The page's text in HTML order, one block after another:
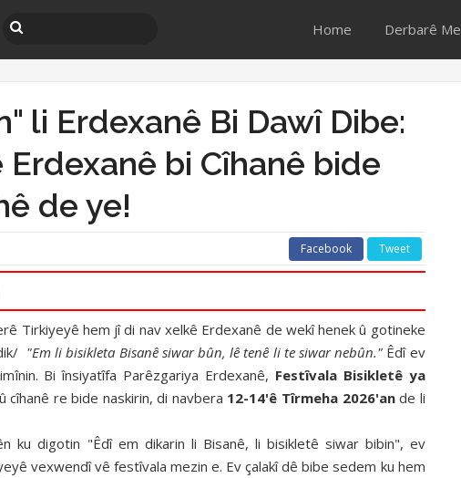
Home Derbarê Me
li Erdexanê Bi Dawî Dibe:
bi Cîhanê bide
de ye!
Facebook Tweet
Tirkiyeyê hem jî di nav xelkê Erdexanê de wekî henek û gotineke
"Em li bisikleta Bisanê siwar bûn, lê tenê li te siwar nebûn." Êdî ev
Bi însiyatîfa Parêzgariya Erdexanê, Festîvala Bisikletê ya
cîhanê re bide naskirin, di navbera 12-14'ê Tîrmeha 2026'ande li
ku digotin "Êdî em dikarin li Bisanê, li bisikletê siwar bibin", ev
vexwendî vê festîvala mezin e. Ev çalakî dê bibe sedem ku hem